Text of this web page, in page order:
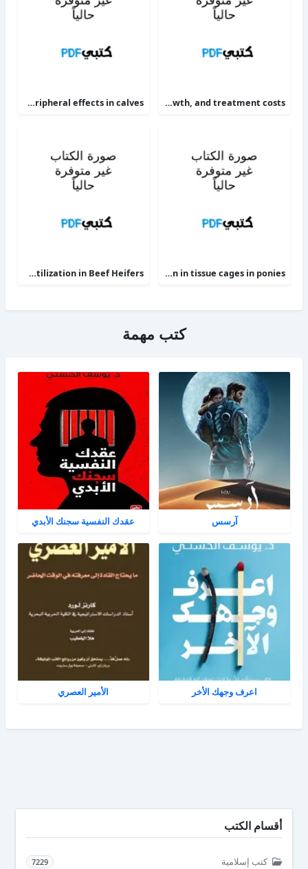
Targeting therapy to minimize antimicrobial use in preweaned calves effects on health, growth, and treatment costs
The alpha 2-adrenoceptor agonists xylazine and guanfacine exert different central nervous system, but comparable peripheral effects in calves
Clinical efficacy of intravenous administration of marbofloxacin in a Staphylococcus aureus infection in tissue cages in ponies
Phosphorus Deficiency Metabolism and Food Utilization in Beef Heifers
كتب مهمة
آرسس عقدك النفسية سجنك الأبدي
اعرف وجهك الأخر الأمير العصري
أقسام الكتب
كتب إسلامية 7229